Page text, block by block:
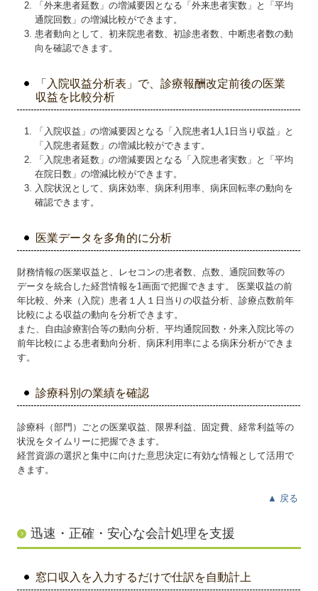
「外来患者延数」の増減要因となる「外来患者実数」と「平均
通院回数」の増減比較ができます。
患者動向として、初来院患者数、初診患者数、中断患者数の動
向を確認できます。
「入院収益分析表」で、診療報酬改定前後の医業
収益を比較分析
「入院収益」の増減要因となる「入院患者1人1日当り収益」と
「入院患者延数」の増減比較ができます。
「入院患者延数」の増減要因となる「入院患者実数」と「平均
在院日数」の増減比較ができます。
入院状況として、病床効率、病床利用率、病床回転率の動向を
確認できます。
医業データを多角的に分析
財務情報の医業収益と、レセコンの患者数、点数、通院回数等の
データを統合した経営情報を1画面で把握できます。 医業収益の前
年比較、外来（入院）患者１人１日当りの収益分析、診療点数前年
比較による収益の動向を分析できます。
また、自由診療割合等の動向分析、平均通院回数・外来入院比等の
前年比較による患者動向分析、病床利用率による病床分析ができま
す。
診療科別の業績を確認
診療科（部門）ごとの医業収益、限界利益、固定費、経常利益等の
状況をタイムリーに把握できます。
経営資源の選択と集中に向けた意思決定に有効な情報として活用で
きます。
▲ 戻る
迅速・正確・安心な会計処理を支援
窓口収入を入力するだけで仕訳を自動計上